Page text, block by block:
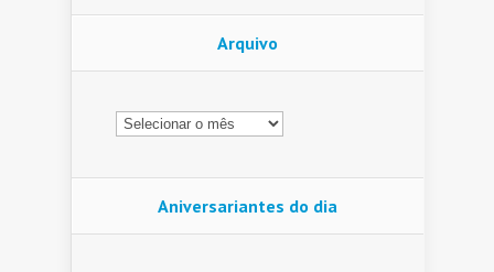
Arquivo
Arquivo
Aniversariantes do dia